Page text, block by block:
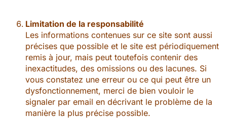
Limitation de la responsabilité
Les informations contenues sur ce site sont aussi
précises que possible et le site est périodiquement
remis à jour, mais peut toutefois contenir des
inexactitudes, des omissions ou des lacunes. Si
vous constatez une erreur ou ce qui peut être un
dysfonctionnement, merci de bien vouloir le
signaler par email en décrivant le problème de la
manière la plus précise possible.